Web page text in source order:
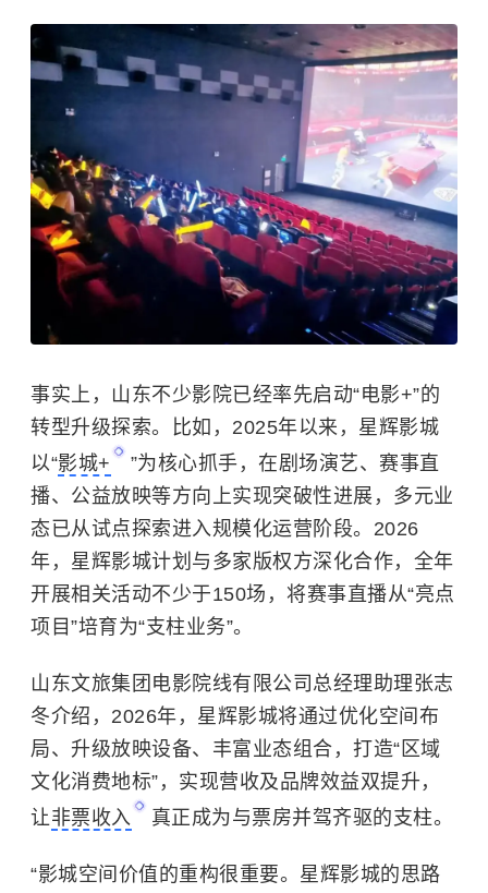
事实上，山东不少影院已经率先启动“电影+”的
转型升级探索。比如，2025年以来，星辉影城
以“影城+
”为核心抓手，在剧场演艺、赛事直
播、公益放映等方向上实现突破性进展，多元业
态已从试点探索进入规模化运营阶段。2026
年，星辉影城计划与多家版权方深化合作，全年
开展相关活动不少于150场，将赛事直播从“亮点
项目”培育为“支柱业务”。
山东文旅集团电影院线有限公司总经理助理张志
冬介绍，2026年，星辉影城将通过优化空间布
局、升级放映设备、丰富业态组合，打造“区域
文化消费地标”，实现营收及品牌效益双提升，
让非票收入 真正成为与票房并驾齐驱的支柱。
“影城空间价值的重构很重要。星辉影城的思路